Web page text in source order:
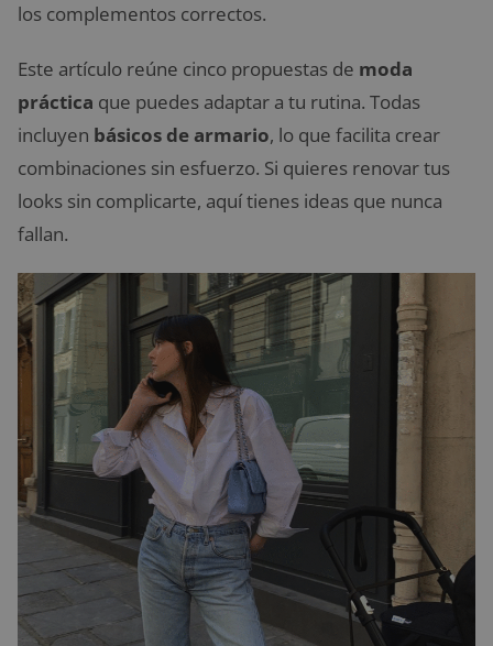
los complementos correctos.
Este artículo reúne cinco propuestas de moda
práctica que puedes adaptar a tu rutina. Todas
incluyen básicos de armario, lo que facilita crear
combinaciones sin esfuerzo. Si quieres renovar tus
looks sin complicarte, aquí tienes ideas que nunca
fallan.